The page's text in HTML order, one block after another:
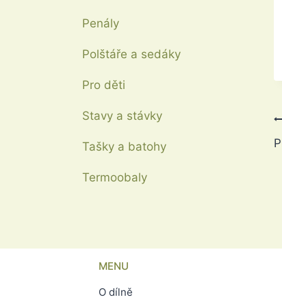
Penály
Polštáře a sedáky
Pro děti
Stavy a stávky
Tašky a batohy
Termoobaly
MENU
O dílně